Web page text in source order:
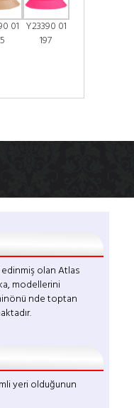
01 Y23390 01
197
olan Atlas
modellerini
nde toptan
yeri olduğunun